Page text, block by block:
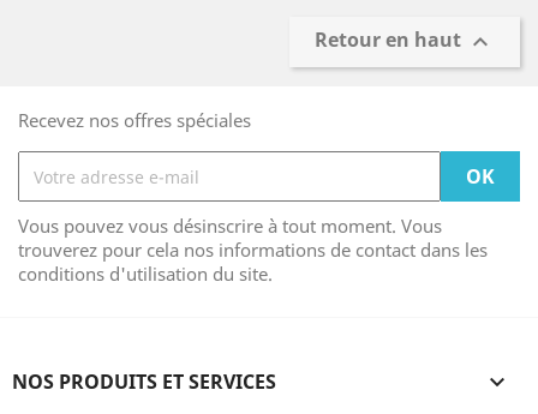
Retour en haut 
Recevez nos offres spéciales
Vous pouvez vous désinscrire à tout moment. Vous
trouverez pour cela nos informations de contact dans les
conditions d'utilisation du site.
NOS PRODUITS ET SERVICES 